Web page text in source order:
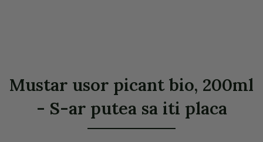
Mustar usor picant bio, 200ml
- S-ar putea sa iti placa